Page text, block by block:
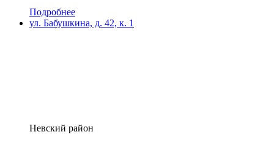
Подробнее
ул. Бабушкина, д. 42, к. 1
Невский район